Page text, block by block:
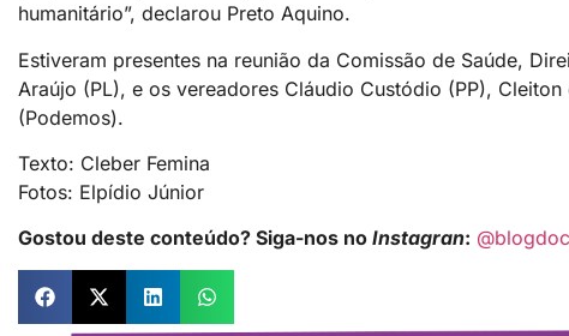
humanitário”, declarou Preto Aquino.
Estiveram presentes na reunião da Comissão de Saúde,
Araújo (PL), e os vereadores Cláudio Custódio (PP),
(Podemos).
Texto: Cleber Femina
Fotos: Elpídio Júnior
Gostou deste conteúdo? Siga-nos no Instagran: